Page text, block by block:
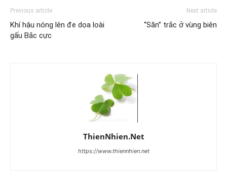
Previous article
Khí hậu nóng lên đe dọa loài
gấu Bắc cực
Next article
“Săn” trắc ở vùng biên
ThienNhien.Net
https://www.thiennhien.net